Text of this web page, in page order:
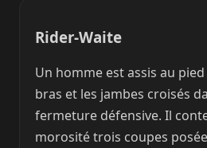
Rider-Waite
Un homme est assis au pied
bras et les jambes croisés
fermeture défensive. Il
morosité trois coupes